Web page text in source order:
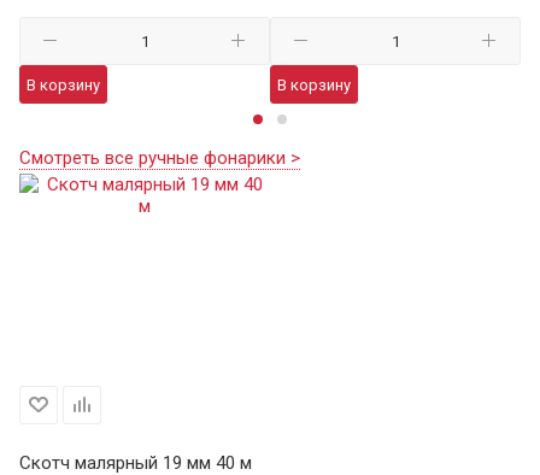
В корзину В корзину
Смотреть все ручные фонарики >
Скотч малярный 19 мм 40 м